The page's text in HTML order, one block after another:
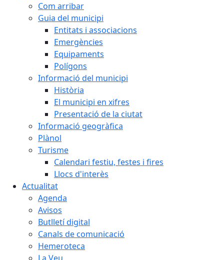
Com arribar
Guia del municipi
Entitats i associacions
Emergències
Equipaments
Polígons
Informació del municipi
Història
El municipi en xifres
Presentació de la ciutat
Informació geogràfica
Plànol
Turisme
Calendari festiu, festes i fires
Llocs d'interès
Actualitat
Agenda
Avisos
Butlletí digital
Canals de comunicació
Hemeroteca